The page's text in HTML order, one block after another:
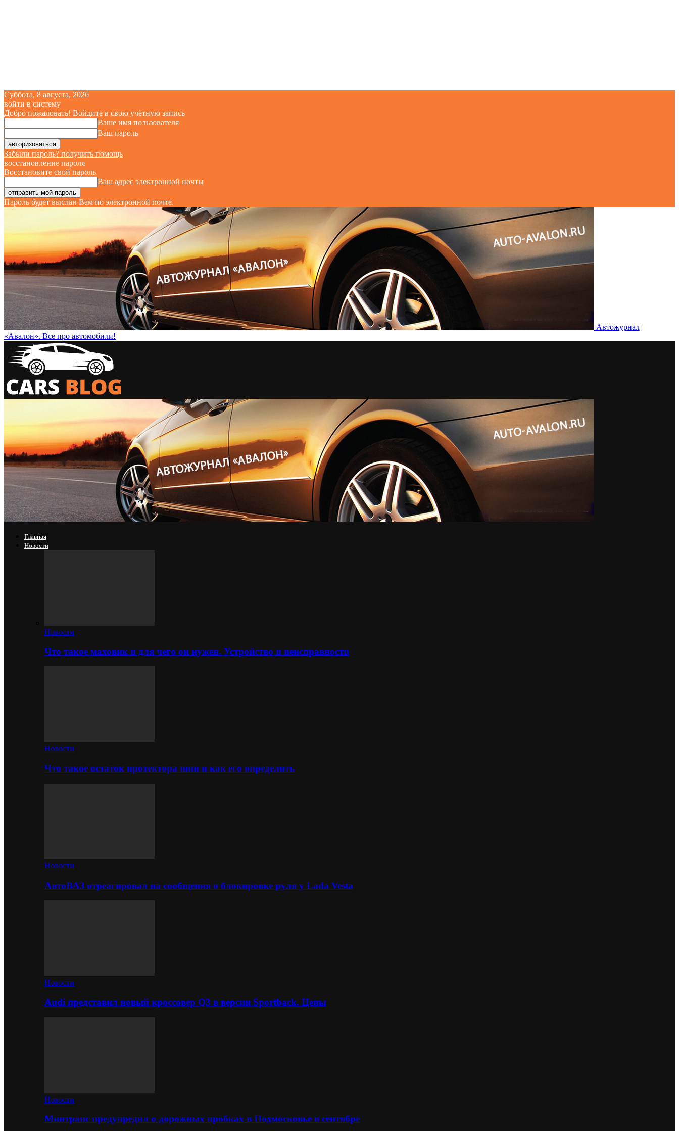
Суббота, 8 августа, 2026
войти в систему
Добро пожаловать! Войдите в свою учётную запись
Ваше имя пользователя
Ваш пароль
Забыли пароль? получить помощь
восстановление пароля
Восстановите свой пароль
Ваш адрес электронной почты
Пароль будет выслан Вам по электронной почте.
Автожурнал
«Авалон». Все про автомобили!
Главная
Новости
Новости
Что такое маховик и для чего он нужен. Устройство и неисправности
Новости
Что такое остаток протектора шин и как его определить
Новости
АвтоВАЗ отреагировал на сообщения о блокировке руля у Lada Vesta
Новости
Audi представил новый кроссовер Q3 в версии Sportback. Цены
Новости
Минтранс предупредил о дорожных пробках в Подмосковье в сентябре